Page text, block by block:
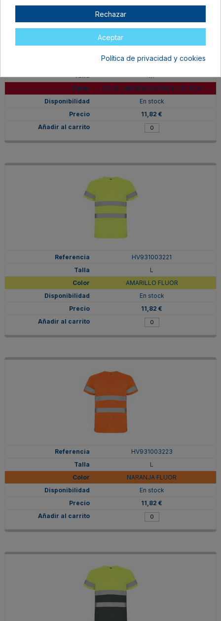
HV931002601221
M
ROJO LABORAL/AMARILLO FLÚOR
En stock
11,82 €
HV931003221
L
AMARILLO FLUOR
En stock
11,82 €
HV931003223
L
NARANJA FLUOR
En stock
11,82 €
Rechazar
Aceptar
Política de privacidad y cookies